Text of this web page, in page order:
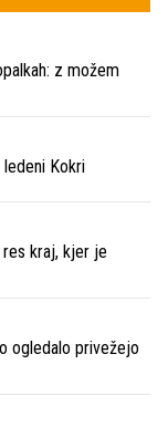
z možem
Kokri
kraj, kjer je
ogledalo privežejo